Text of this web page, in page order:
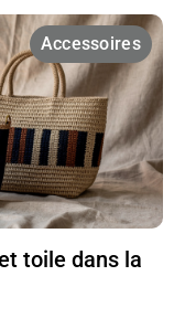
Accessoires
toile dans la